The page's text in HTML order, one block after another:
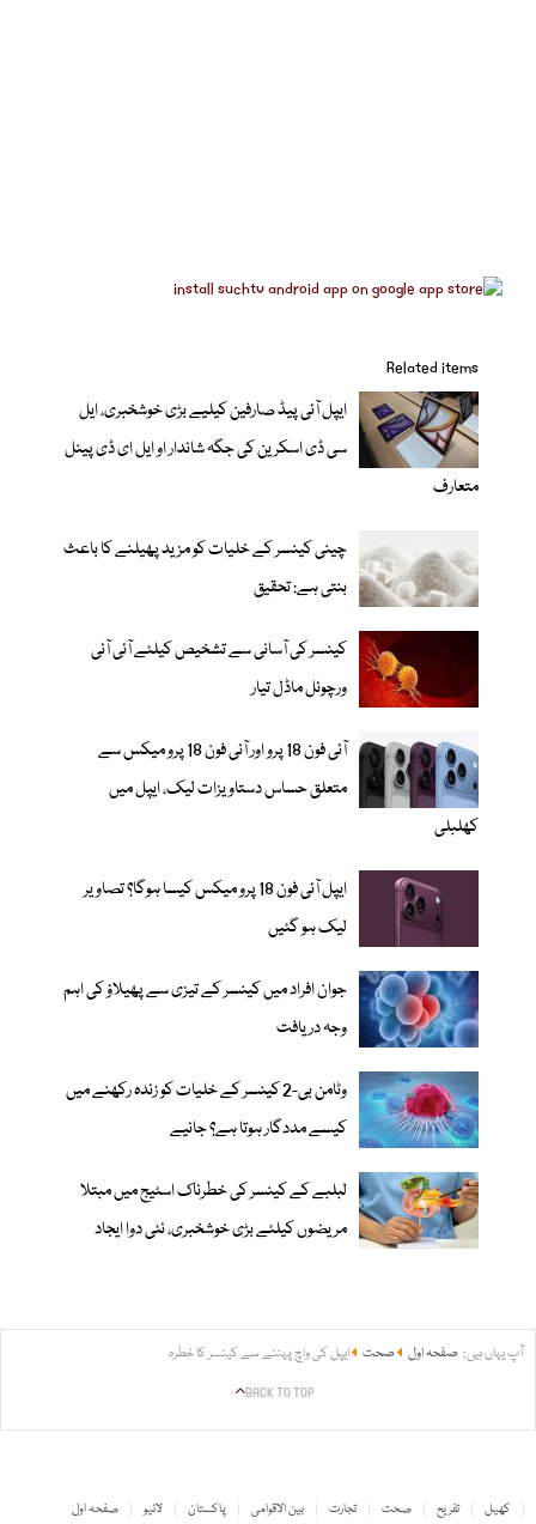
Related items
ایپل آئی پیڈ صارفین کیلیے بڑی خوشخبری، ایل
سی ڈی اسکرین کی جگہ شاندار او ایل ای ڈی پینل
متعارف
چینی کینسر کے خلیات کو مزید پھیلنے کا باعث
بنتی ہے: تحقیق
کینسر کی آسانی سے تشخیص کیلئے آئی آئی
ورچوئل ماڈل تیار
آئی فون 18 پرو اور آئی فون 18 پرو میکس سے
متعلق حساس دستاویزات لیک، ایپل میں
کھلبلی
ایپل آئی فون 18 پرو میکس کیسا ہوگا؟ تصاویر
لیک ہو گئیں
جوان افراد میں کینسر کے تیزی سے پھیلاؤ کی اہم
وجہ دریافت
وٹامن بی-2 کینسر کے خلیات کو زندہ رکھنے میں
کیسے مددگار ہوتا ہے؟ جانیے
لبلبے کے کینسر کی خطرناک اسٹیج میں مبتلا
مریضوں کیلئے بڑی خوشخبری، نئی دوا ایجاد
آپ یہاں ہیں: صفحہ اول صحت ایپل کی واچ پہننے سے کینسر کا خطرہ
BACK TO TOP
صفحہ اول لائیو پاکستان بین الاقوامی تجارت صحت تفریح کھیل